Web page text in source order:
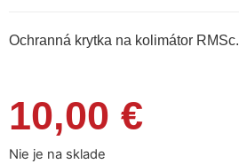
Ochranná krytka na kolimátor RMSc.
10,00 €
Nie je na sklade